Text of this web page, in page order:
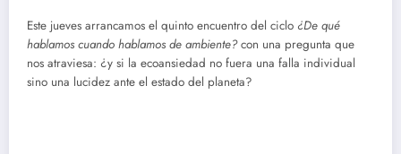
Este jueves arrancamos el quinto encuentro del ciclo ¿De qué
hablamos cuando hablamos de ambiente?con una pregunta que
nos atraviesa: ¿y si la ecoansiedad no fuera una falla individual
sino una lucidez ante el estado del planeta?